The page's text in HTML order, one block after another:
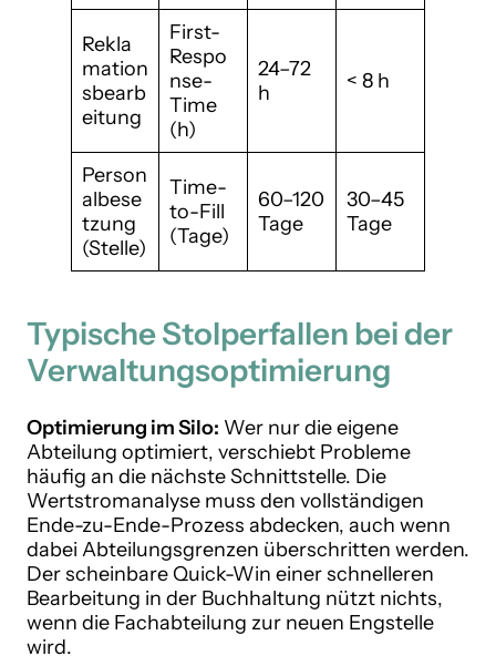
Rekla
mation
sbearb
eitung
First-
Respo
nse-
Time
(h)
24–72
h
< 8 h
Person
albese
tzung
(Stelle)
Time-
to-Fill
(Tage)
60–120
Tage
30–45
Tage
Typische Stolperfallen bei der
Verwaltungsoptimierung
Optimierung im Silo: Wer nur die eigene
Abteilung optimiert, verschiebt Probleme
häufig an die nächste Schnittstelle. Die
Wertstromanalyse muss den vollständigen
Ende-zu-Ende-Prozess abdecken, auch wenn
dabei Abteilungsgrenzen überschritten werden.
Der scheinbare Quick-Win einer schnelleren
Bearbeitung in der Buchhaltung nützt nichts,
wenn die Fachabteilung zur neuen Engstelle
wird.